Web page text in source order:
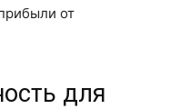
от
для